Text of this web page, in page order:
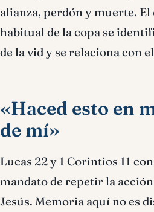
alianza, perdón y muerte.
habitual de la copa se
de la vid y se relaciona con el
«Haced esto en
de mí»
Lucas 22 y 1 Corintios 11
mandato de repetir la
Jesús. Memoria aquí no es